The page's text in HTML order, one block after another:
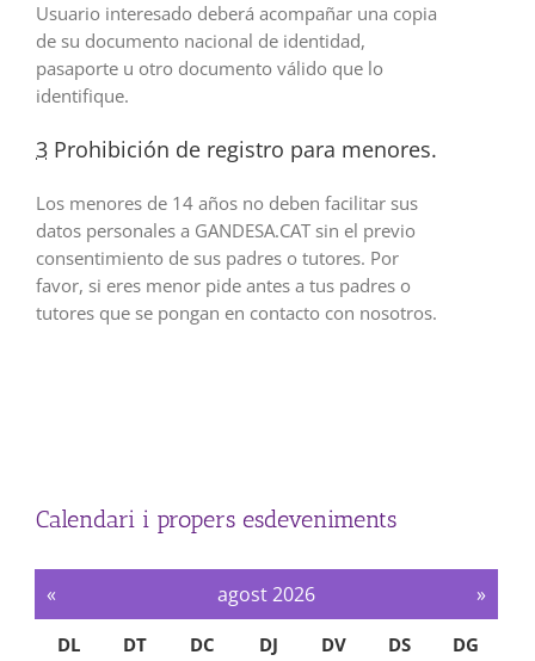
Usuario interesado deberá acompañar una copia
de su documento nacional de identidad,
pasaporte u otro documento válido que lo
identifique.
3 Prohibición de registro para menores.
Los menores de 14 años no deben facilitar sus
datos personales a GANDESA.CAT sin el previo
consentimiento de sus padres o tutores. Por
favor, si eres menor pide antes a tus padres o
tutores que se pongan en contacto con nosotros.
Calendari i propers esdeveniments
« agost 2026 »
DL DT DC DJ DV DS DG